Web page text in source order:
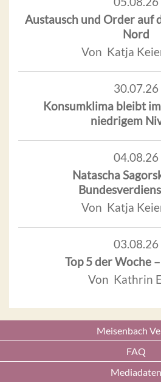
Austausch und Order auf
Nord
Von Katja
30.07.26
Konsumklima bleibt
niedrigem
04.08.26
Natascha
Von Katja
03.08.26
Top 5 der Woche
Von Kathrin
Meisenbach
FAQ
Mediadaten